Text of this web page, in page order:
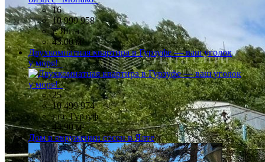
16
10 999 958
г. Ялта
43.00 м²
Двухкомнатная квартира в Гурзуфе — ваш уголок
у моря!
25
10 499 974
пгт. Гурзуф
44.90 м²
Дом в окружении сосен в Ялте